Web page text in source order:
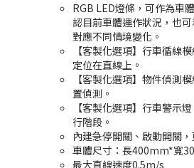
RGB LED燈條，可作為車
認目前車體運作狀況，也
對應不同情境變化。
【客製化選項】行車循線
定位在直線上。
【客製化選項】物件偵測
置偵測。
【客製化選項】行車警示
行階段。
內建急停開關、啟動開關，
車體尺寸：長400mm*寬
最大直線速度0.5m/s